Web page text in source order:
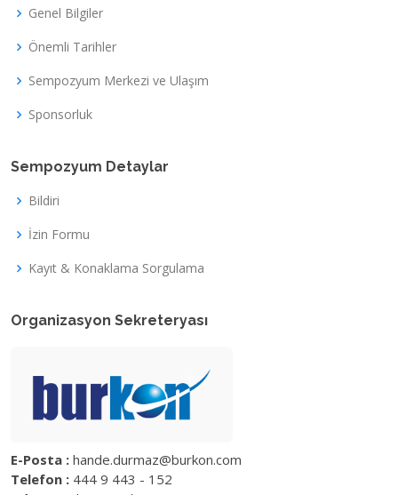
Genel Bilgiler
Önemli Tarihler
Sempozyum Merkezi ve Ulaşım
Sponsorluk
Sempozyum Detaylar
Bildiri
İzin Formu
Kayıt & Konaklama Sorgulama
Organizasyon Sekreteryası
E-Posta : hande.durmaz@burkon.com
Telefon : 444 9 443 - 152